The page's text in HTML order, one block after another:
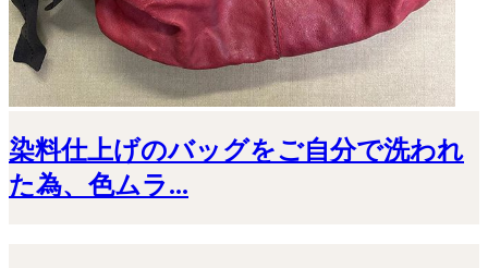
染料仕上げのバッグをご自分で洗われ
た為、色ムラ...